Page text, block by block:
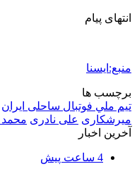
انتهای پیام
منبع:ایسنا
برچسب ها
تيم ملي فوتبال ساحلی ایران
میرشکاری علی نادری
آخرین اخبار
4 ساعت پیش